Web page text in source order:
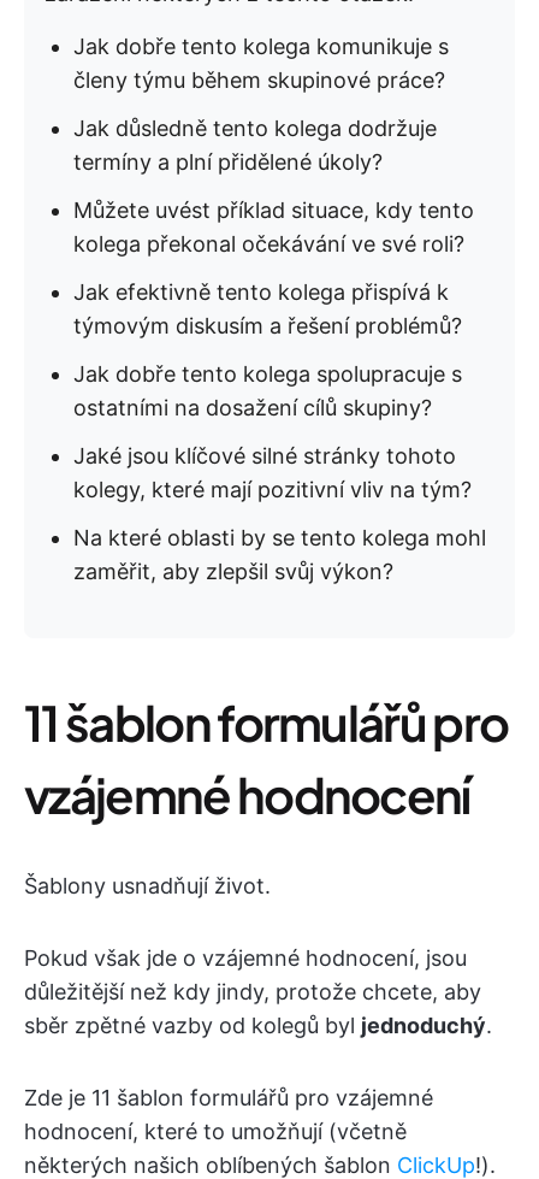
Jak dobře tento kolega komunikuje s
členy týmu během skupinové práce?
Jak důsledně tento kolega dodržuje
termíny a plní přidělené úkoly?
Můžete uvést příklad situace, kdy tento
kolega překonal očekávání ve své roli?
Jak efektivně tento kolega přispívá k
týmovým diskusím a řešení problémů?
Jak dobře tento kolega spolupracuje s
ostatními na dosažení cílů skupiny?
Jaké jsou klíčové silné stránky tohoto
kolegy, které mají pozitivní vliv na tým?
Na které oblasti by se tento kolega mohl
zaměřit, aby zlepšil svůj výkon?
11 šablon formulářů pro
vzájemné hodnocení
Šablony usnadňují život.
Pokud však jde o vzájemné hodnocení, jsou
důležitější než kdy jindy, protože chcete, aby
sběr zpětné vazby od kolegů byl jednoduchý.
Zde je 11 šablon formulářů pro vzájemné
hodnocení, které to umožňují (včetně
některých našich oblíbených šablon ClickUp!).